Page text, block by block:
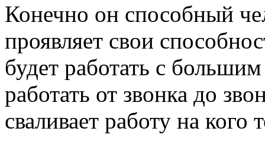
Конечно он способный
проявляет свои
будет работать с
работать от звонка до
сваливает работу на кого